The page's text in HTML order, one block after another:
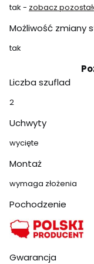
tak - zobacz
Możliwość zmiany
tak
Liczba szuflad
2
Uchwyty
wycięte
Montaż
wymaga złożenia
Pochodzenie
Gwarancja